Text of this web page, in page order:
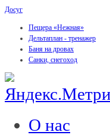
Досуг
Пещера «Нежная»
Дельтаплан - тренажер
Баня на дровах
Cанки, снегоход
О нас